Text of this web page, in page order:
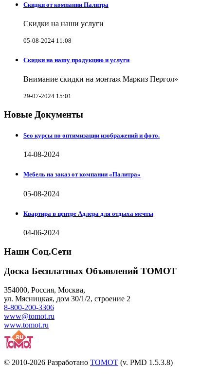
Скидки от компании Палитра
Скидки на наши услуги
05-08-2024 11:08
Скидки на нашу продукцию и услуги
Внимание скидки на монтаж Маркиз Пергол»
29-07-2024 15:01
Новые Документы
Seo курсы по оптимизации изображений и фото.
14-08-2024
Мебель на заказ от компании «Палитра»
05-08-2024
Квартира в центре Адлера для отдыха мечты
04-06-2024
Наши Соц.Сети
Доска Бесплатных Объявлений ТОМОТ
354000, Россия, Москва,
ул. Мясницкая, дом 30/1/2, строение 2
8-800-200-3306
www@tomot.ru
www.tomot.ru
© 2010-2026 Разработано TOMOT (v. PMD 1.5.3.8)